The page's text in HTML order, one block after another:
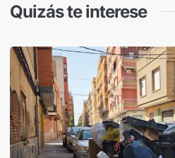
Quizás te interese